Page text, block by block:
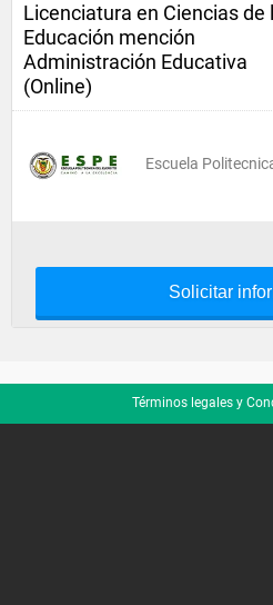
Licenciatura en Ciencias de
Educación mención
Administración Educativa
(Online)
Escuela
Solicitar
Términos legales y